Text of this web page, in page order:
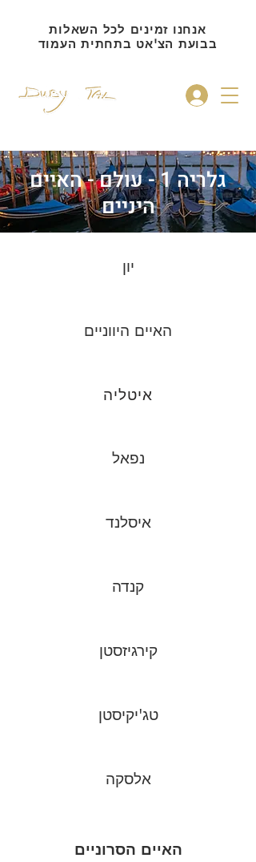
אנחנו זמינים לכל השאלות
בבועת הצ'אט בתחתית העמוד
גלריה 1 - עולם - האיים
היניים
יון
האיים היווניים
איטליה
נפאל
איסלנד
קנדה
קירגיזסטן
טג'יקיסטן
אלסקה
האיים הסרוניים